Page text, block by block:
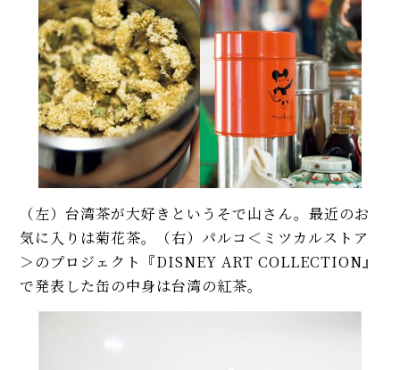
（左）台湾茶が大好きというそで山さん。最近のお
気に入りは菊花茶。（右）パルコ＜ミツカルストア
＞のプロジェクト『DISNEY ART COLLECTION』
で発表した缶の中身は台湾の紅茶。